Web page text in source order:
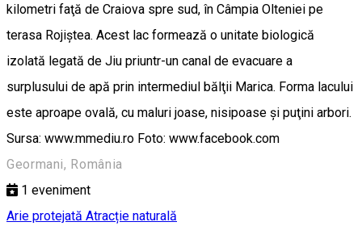
kilometri faţă de Craiova spre sud, în Câmpia Olteniei pe
terasa Rojiştea. Acest lac formează o unitate biologică
izolată legată de Jiu priuntr-un canal de evacuare a
surplusului de apă prin intermediul bălţii Marica. Forma lacului
este aproape ovală, cu maluri joase, nisipoase şi puţini arbori.
Sursa: www.mmediu.ro Foto: www.facebook.com
Geormani, România
1 eveniment
Arie protejată Atracție naturală